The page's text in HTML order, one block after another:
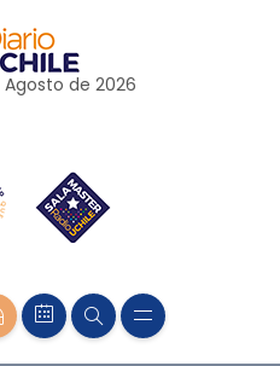
Agosto de 2026